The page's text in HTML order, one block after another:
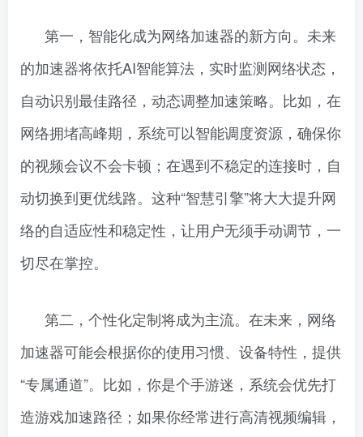
第一，智能化成为网络加速器的新方向。未来
的加速器将依托AI智能算法，实时监测网络状态，
自动识别最佳路径，动态调整加速策略。比如，在
网络拥堵高峰期，系统可以智能调度资源，确保你
的视频会议不会卡顿；在遇到不稳定的连接时，自
动切换到更优线路。这种“智慧引擎”将大大提升网
络的自适应性和稳定性，让用户无须手动调节，一
切尽在掌控。
第二，个性化定制将成为主流。在未来，网络
加速器可能会根据你的使用习惯、设备特性，提供
“专属通道”。比如，你是个手游迷，系统会优先打
造游戏加速路径；如果你经常进行高清视频编辑，